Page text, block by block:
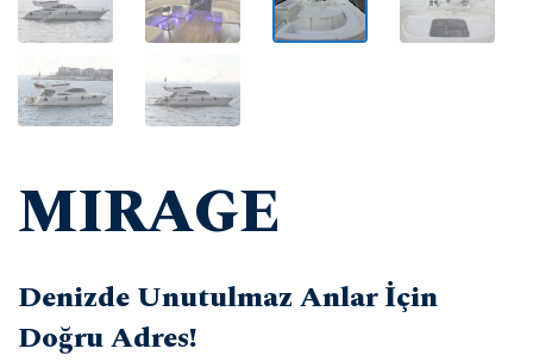
MIRAGE
Denizde Unutulmaz Anlar İçin
Doğru Adres!